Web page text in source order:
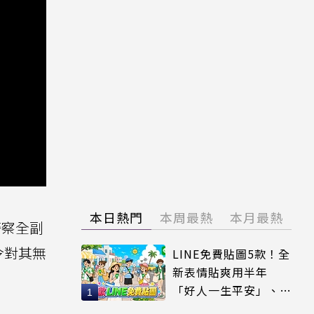
全副
其無
本日熱門 本周最熱 本月最熱
LINE免費貼圖5款！全
新表情貼爽用半年
「好人一生平安」、